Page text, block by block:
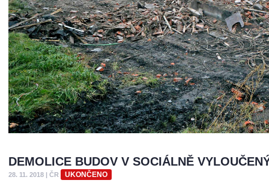
DEMOLICE BUDOV V SOCIÁLNĚ
28. 11. 2018 | ČR UKONČENO